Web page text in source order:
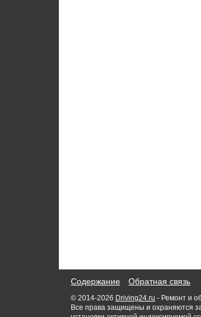
Содержание Обратная связь
© 2014-2026 Driving24.ru - Ремонт и
Все права защищены и охраняются